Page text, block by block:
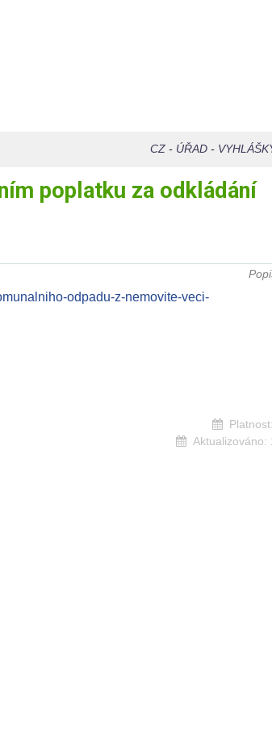
CZ - ÚŘAD -
poplatku za odkládání
odpadu-z-nemovite-veci-
Platnost:
Aktualizováno: